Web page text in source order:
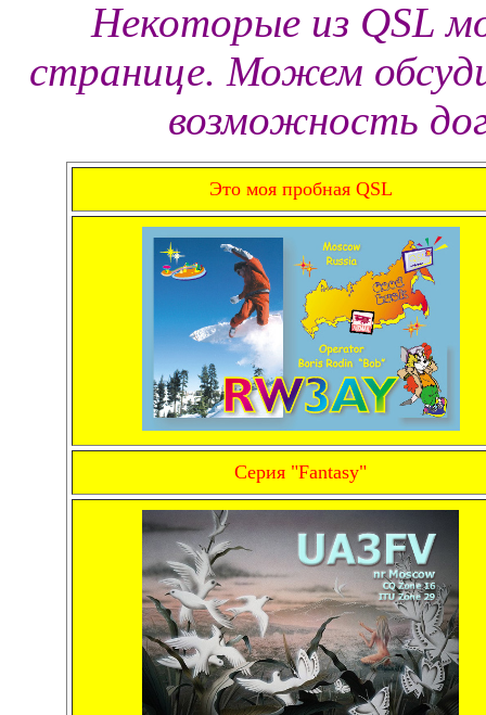
Некоторые из QSL
странице. Можем
возможность
Это моя пробная QSL
Серия "Fantasy"